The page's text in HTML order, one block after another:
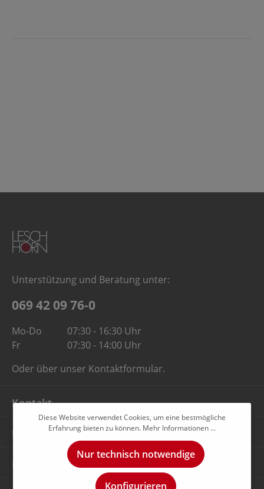
Unterstützung und Beratung unter:
069 42 09 76-0
Mo-Do
07:30 - 16:30 Uhr
Fr
07:30 - 14:00 Uhr
Oder über unser Kontaktformular.
Kontakt
Unternehmen
Rechtliches
Diese Website verwendet Cookies, um eine bestmögliche
Erfahrung bieten zu können. Mehr Informationen ...
Nur technisch notwendige
Konfigurieren